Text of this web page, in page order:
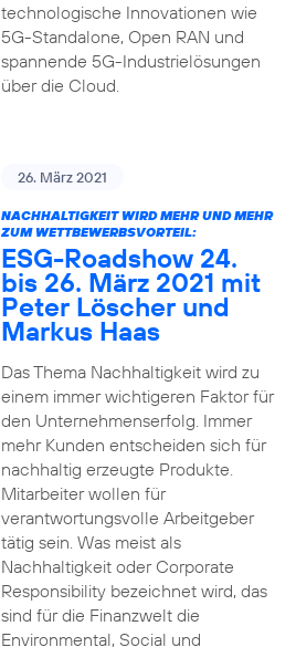
technologische Innovationen wie
5G-Standalone, Open RAN und
spannende 5G-Industrielösungen
über die Cloud.
26. März 2021
NACHHALTIGKEIT WIRD MEHR UND MEHR
ZUM WETTBEWERBSVORTEIL:
ESG-Roadshow 24.
bis 26. März 2021 mit
Peter Löscher und
Markus Haas
Das Thema Nachhaltigkeit wird zu
einem immer wichtigeren Faktor für
den Unternehmenserfolg. Immer
mehr Kunden entscheiden sich für
nachhaltig erzeugte Produkte.
Mitarbeiter wollen für
verantwortungsvolle Arbeitgeber
tätig sein. Was meist als
Nachhaltigkeit oder Corporate
Responsibility bezeichnet wird, das
sind für die Finanzwelt die
Environmental, Social und